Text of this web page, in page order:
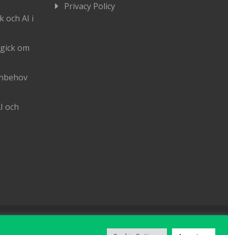
och AI i
om
och
Privacy Policy